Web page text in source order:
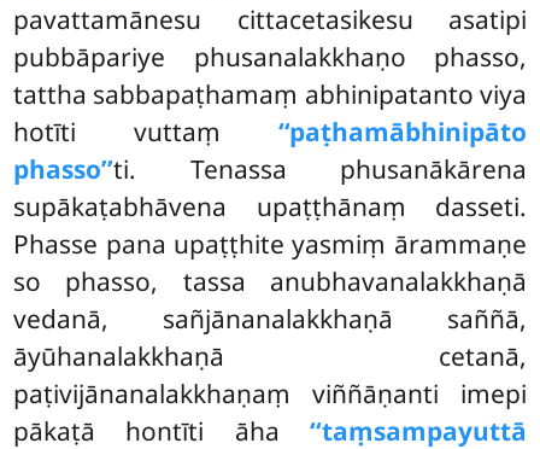
pavattamānesu cittacetasikesu asatipi
pubbāpariye phusanalakkhaṇo phasso,
tattha sabbapaṭhamaṃ abhinipatanto viya
hotīti vuttaṃ ‘‘paṭhamābhinipāto
phasso’’ti. Tenassa phusanākārena
supākaṭabhāvena upaṭṭhānaṃ dasseti.
Phasse pana upaṭṭhite yasmiṃ ārammaṇe
so phasso, tassa anubhavanalakkhaṇā
vedanā, sañjānanalakkhaṇā saññā,
āyūhanalakkhaṇā cetanā,
paṭivijānanalakkhaṇaṃ viññāṇanti imepi
pākaṭā hontīti āha ‘‘taṃsampayuttā